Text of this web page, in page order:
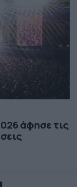
άφησε τις